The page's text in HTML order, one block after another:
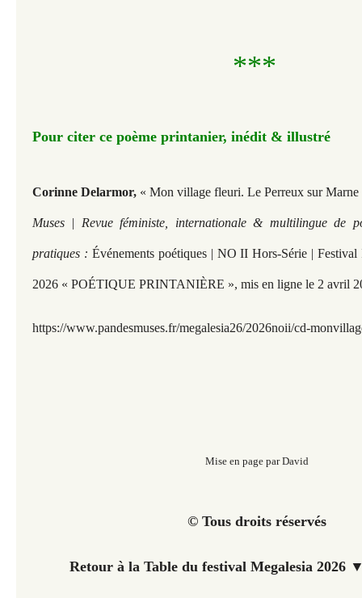
***
Pour citer ce poème printanier, inédit & illustré
Corinne Delarmor, « Mon village fleuri. Le Perreux sur Marne
Muses | Revue féministe, internationale & multilingue de
pratiques : Événements poétiques | NO II Hors-Série | Festival
2026 « POÉTIQUE PRINTANIÈRE », mis en ligne le 2 avril
https://www.pandesmuses.fr/megalesia26/2026noii/cd-
Mise en page par David
© Tous droits réservés
Retour à la Table du festival Megalesia 2026